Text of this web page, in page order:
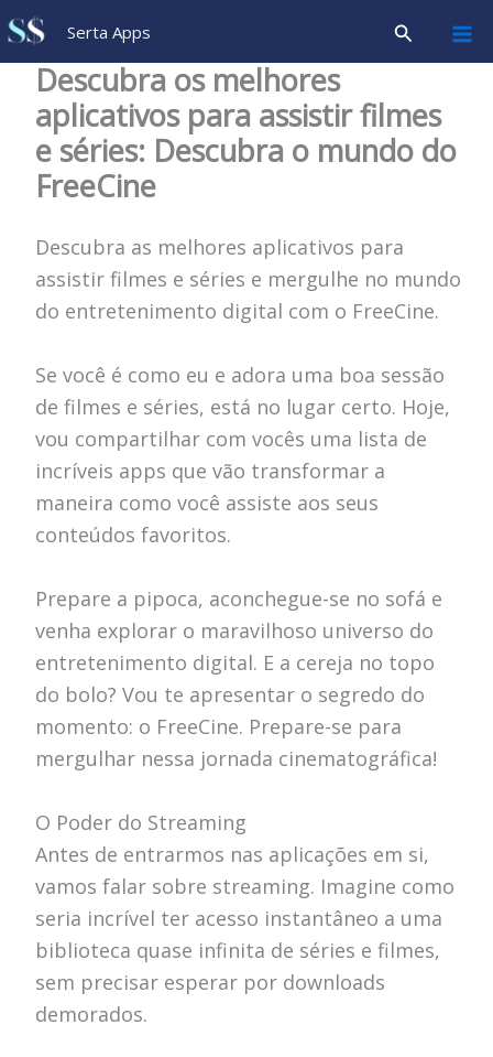
Ir
para
conteúdo
Serta Apps Pesquisar
Descubra os melhores
aplicativos para assistir filmes
e séries: Descubra o mundo do
FreeCine
Descubra as melhores aplicativos para
assistir filmes e séries e mergulhe no mundo
do entretenimento digital com o FreeCine.
Se você é como eu e adora uma boa sessão
de filmes e séries, está no lugar certo. Hoje,
vou compartilhar com vocês uma lista de
incríveis apps que vão transformar a
maneira como você assiste aos seus
conteúdos favoritos.
Prepare a pipoca, aconchegue-se no sofá e
venha explorar o maravilhoso universo do
entretenimento digital. E a cereja no topo
do bolo? Vou te apresentar o segredo do
momento: o FreeCine. Prepare-se para
mergulhar nessa jornada cinematográfica!
O Poder do Streaming
Antes de entrarmos nas aplicações em si,
vamos falar sobre streaming. Imagine como
seria incrível ter acesso instantâneo a uma
biblioteca quase infinita de séries e filmes,
sem precisar esperar por downloads
demorados.